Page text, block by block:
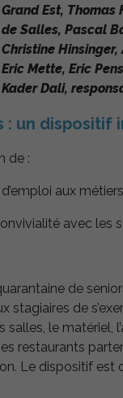
Grand Est, Thomas
de Salles, Pascal
Christine
Eric Mette, Eric
Kader Dali,
: un dispositif
de :
aux
avec les
de
stagiaires de
salles, le matériel,
restaurants
Le dispositif est